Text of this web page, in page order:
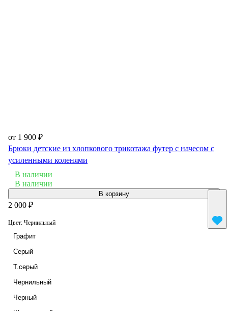
от 1 900 ₽
Брюки детские из хлопкового трикотажа футер с начесом с
усиленными коленями
В наличии
В наличии
В корзину
2 000 ₽
Цвет: Чернильный
Графит
Серый
Т.серый
Чернильный
Черный